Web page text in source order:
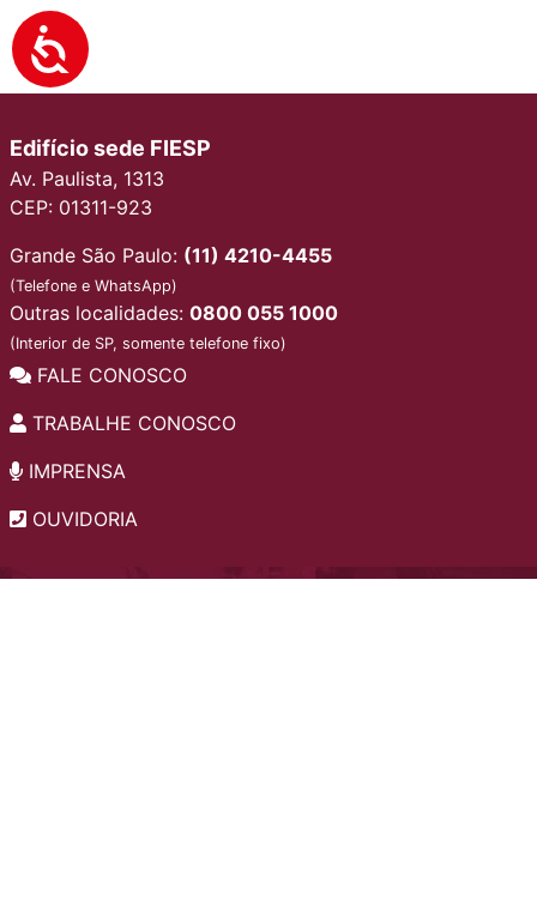
Edifício sede FIESP
Av. Paulista, 1313
CEP: 01311-923
Grande São Paulo: (11) 4210-4455
(Telefone e WhatsApp)
Outras localidades: 0800 055 1000
(Interior de SP, somente telefone fixo)
FALE CONOSCO
TRABALHE CONOSCO
IMPRENSA
OUVIDORIA